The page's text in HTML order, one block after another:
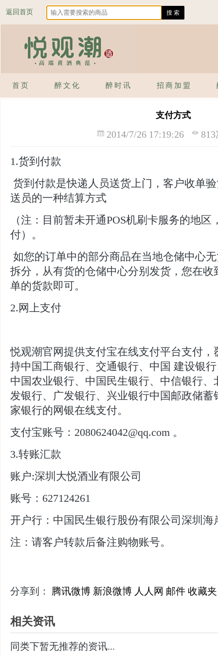
返回首页
首页 醉文化 醉时讯 招商加盟
支付方式
2014/7/26 17:19:26
1.货到付款
货到付款是快递人员送货上门，客户收单
送员的一种结算方式
（注：目前暂未开通POS机刷卡服务的地
付）。
如您的订单中的部分商品在当地仓储中心
拆分，从有货的仓储中心分别发货，您在
单的货款即可。
2.网上支付
悦观潮官网提供支付宝在线支付平台支付，
持中国工商银行、交通银行、中国 建设银
中国农业银行、中国民生银行、中信银行
发银行、广发银行、兴业银行中国邮政储蓄
家银行的网银在线支付。
支付宝账号：2080624042@qq.com 。
3.转账汇款
账户:深圳大悦酒业有限公司
账号：627124261
开户行：中国民生银行股份有限公司深圳海
注：请客户转款后备注购物账号。
分享到： 腾讯微博 新浪微博 人人网 邮件 收藏夹
相关资讯
同类下暂无推荐的资讯...